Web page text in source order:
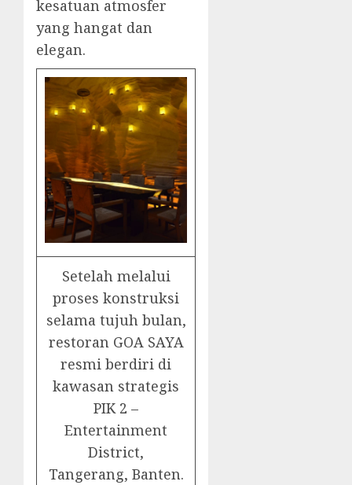
kesatuan atmosfer
yang hangat dan
elegan.
Setelah melalui
proses konstruksi
selama tujuh bulan,
restoran GOA SAYA
resmi berdiri di
kawasan strategis
PIK 2 –
Entertainment
District,
Tangerang, Banten.